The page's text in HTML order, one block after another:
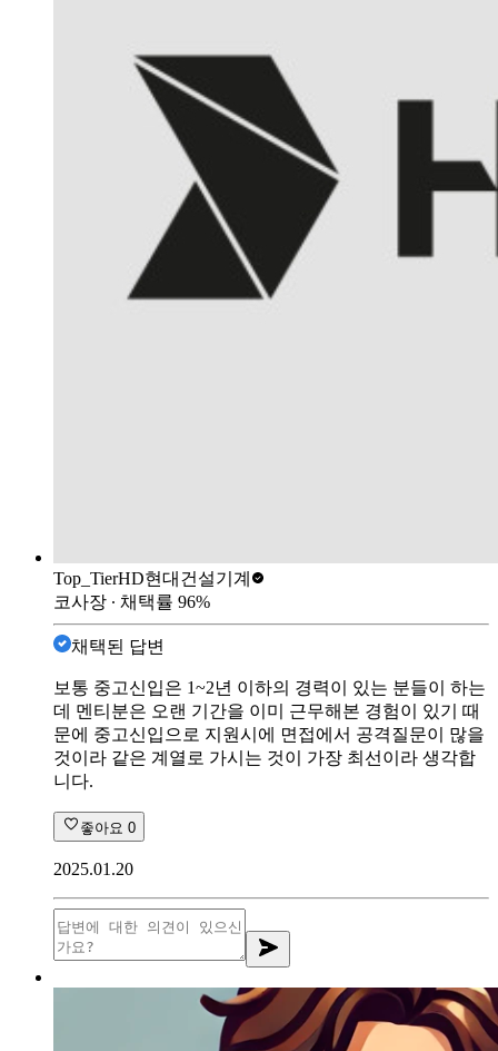
Top_TierHD현대건설기계
코사장 ∙ 채택률 96%
채택된 답변
보통 중고신입은 1~2년 이하의 경력이 있는 분들이 하는
데 멘티분은 오랜 기간을 이미 근무해본 경험이 있기 때
문에 중고신입으로 지원시에 면접에서 공격질문이 많을
것이라 같은 계열로 가시는 것이 가장 최선이라 생각합
니다.
좋아요 0
2025.01.20